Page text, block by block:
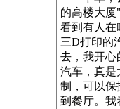
的高楼大
看到有人在
三D打印的
去，我开心
汽车，真是
制，可以保
到餐厅。我